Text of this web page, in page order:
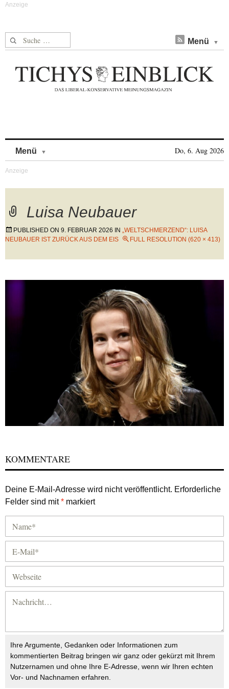
Suche nach: Menü
Menü Do, 6. Aug 2026
Luisa Neubauer
PUBLISHED ON 9. FEBRUAR 2026 IN „WELTSCHMERZEND“: LUISA
NEUBAUER IST ZURÜCK AUS DEM EIS
FULL RESOLUTION (620 × 413)
KOMMENTARE
Deine E-Mail-Adresse wird nicht veröffentlicht. Erforderliche
Felder sind mit* markiert
Ihre Argumente, Gedanken oder Informationen zum
kommentierten Beitrag bringen wir ganz oder gekürzt mit Ihrem
Nutzernamen und ohne Ihre E-Adresse, wenn wir Ihren echten
Vor- und Nachnamen erfahren.